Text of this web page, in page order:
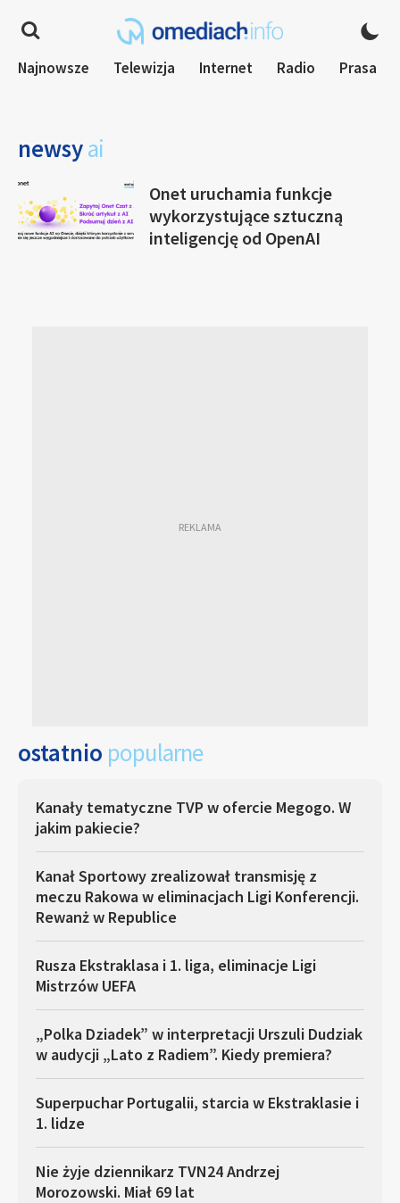
Najnowsze Telewizja Internet Radio Prasa
newsyai
Onet uruchamia funkcje
wykorzystujące sztuczną
inteligencję od OpenAI
ostatnio popularne
Kanały tematyczne TVP w ofercie Megogo. W
jakim pakiecie?
Kanał Sportowy zrealizował transmisję z
meczu Rakowa w eliminacjach Ligi Konferencji.
Rewanż w Republice
Rusza Ekstraklasa i 1. liga, eliminacje Ligi
Mistrzów UEFA
„Polka Dziadek” w interpretacji Urszuli Dudziak
w audycji „Lato z Radiem”. Kiedy premiera?
Superpuchar Portugalii, starcia w Ekstraklasie i
1. lidze
Nie żyje dziennikarz TVN24 Andrzej
Morozowski. Miał 69 lat